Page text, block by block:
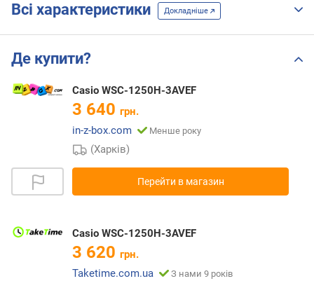
Всі характеристики Докладніше
Де купити?
Casio WSC-1250H-3AVEF
3 640 грн.
in-z-box.com
Менше року
(Харків)
Перейти в магазин
Casio WSC-1250H-3AVEF
3 620 грн.
Taketime.com.ua
З нами 9 років